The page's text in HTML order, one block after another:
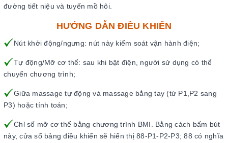
đường tiết niệu và tuyến mồ hôi.
HƯỚNG DẪN ĐIỀU KHIỂN
Nút khởi động/ngưng: nút này kiểm soát vận hành điện;
Tự động/Mỡ cơ thể: sau khi bật điện, người sử dụng có thể
chuyển chương trình;
Giữa massage tự động và massage bằng tay (từ P1,P2 sang
P3) hoặc tính toán;
Chỉ số mỡ cơ thể bằng chương trình BMI. Bằng cách bấm bút
này, cửa sổ bảng điều khiển sẽ hiển thị 88-P1-P2-P3; 88 có nghĩa